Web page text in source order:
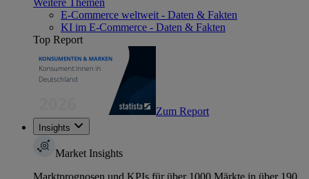
E-Commerce weltweit - Daten & Fakten
KI im E-Commerce - Daten & Fakten
Top Report
Zum Report
Insights
Market Insights
Marktprognosen und KPIs für über 1000 Märkte in über 190